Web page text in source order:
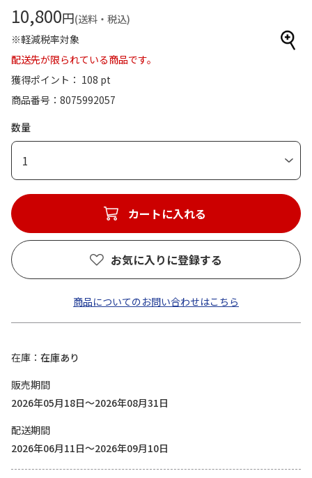
10,800円(送料・税込)
※軽減税率対象
配送先が限られている商品です。
獲得ポイント： 108 pt
商品番号
8075992057
数量
1
カートに入れる
お気に入りに登録する
商品についてのお問い合わせはこちら
在庫
在庫あり
販売期間
2026年05月18日～2026年08月31日
配送期間
2026年06月11日～2026年09月10日